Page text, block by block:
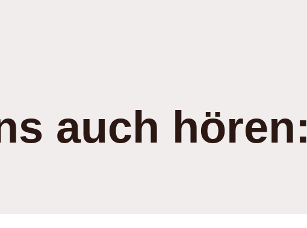
auch hören: